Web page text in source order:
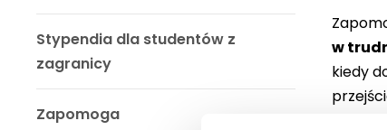
Stypendia dla studentów z
zagranicy
Zapomoga
w
kiedy